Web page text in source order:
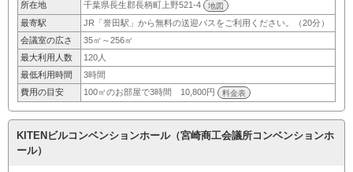
所在地 千葉県長生郡長柄町上野521-4 地図
最寄駅
JR「誉田駅」から無料の送迎バスをご利用ください。（20分）
会議室の広さ
35㎡～256㎡
最大利用人数
120人
最低利用時間
3時間
費用の目安
100㎡のお部屋で3時間 10,800円 料金表
KITENビルコンベンションホール（宮崎商工会議所コンベンションホ
ール）